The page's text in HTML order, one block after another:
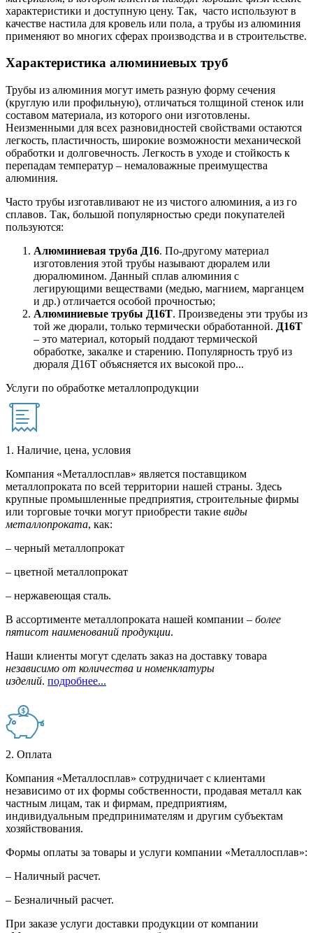
характеристики и доступную цену. Так, часто используют в
качестве настила для кровель или пола, а трубы из алюминия
применяют во многих сферах производства и в строительстве.
Характеристика алюминиевых труб
Трубы из алюминия могут иметь разную форму сечения
(круглую или профильную), отличаться толщиной стенок или
составом материала, из которого они изготовлены.
Неизменными для всех разновидностей свойствами остаются
легкость, пластичность, широкие возможности механической
обработки и долговечность. Легкость в уходе и стойкость к
перепадам температур – немаловажные преимущества
алюминия.
Часто трубы изготавливают не из чистого алюминия, а из го
сплавов. Так, большой популярностью среди покупателей
пользуются:
Алюминиевая труба Д16. По-другому материал
изготовления этой трубы называют дюралем или
дюралюмином. Данный сплав алюминия с
легирующими веществами (медью, магнием, марганцем
и др.) отличается особой прочностью;
Алюминиевые трубы Д16Т. Произведены эти трубы из
той же дюрали, только термически обработанной. Д16Т
– это материал, который поддают термической
обработке, закалке и старению. Популярность труб из
дюраля Д16Т объясняется их высокой про...
Услуги по обработке металлопродукции
1. Наличие, цена, условия
Компания «Металлосплав» является поставщиком
металлопроката по всей территории нашей страны. Здесь
крупные промышленные предприятия, строительные фирмы
или торговые точки могут приобрести такие виды
металлопроката, как:
– черный металлопрокат
– цветной металлопрокат
– нержавеющая сталь.
В ассортименте металлопроката нашей компании – более
пятисот наименований продукции.
Наши клиенты могут сделать заказ на доставку товара
независимо от количества и номенклатуры
изделий. подробнее...
2. Оплата
Компания «Металлосплав» сотрудничает с клиентами
независимо от их формы собственности, продавая металл как
частным лицам, так и фирмам, предприятиям,
индивидуальным предпринимателям и другим субъектам
хозяйствования.
Формы оплаты за товары и услуги компании «Металлосплав»:
– Наличный расчет.
– Безналичный расчет.
При заказе услуги доставки продукции от компании